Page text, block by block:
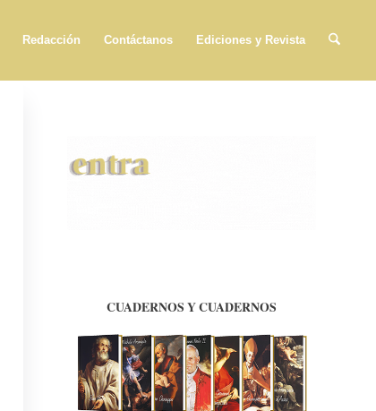
Redacción Contáctanos Ediciones y Revista
CUADERNOS Y CUADERNOS